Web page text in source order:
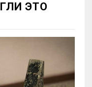
ЭТО